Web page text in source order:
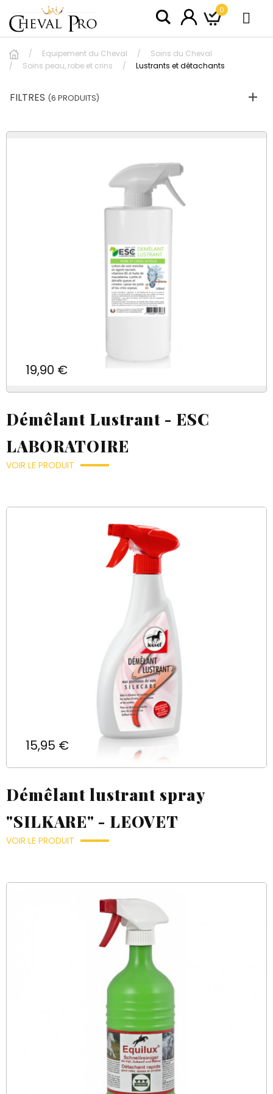
0
Equipement du Cheval
Soins du Cheval
Soins peau, robe et crins
Lustrants et détachants
FILTRES (6 PRODUITS)
Prix
19,90 €
Démêlant Lustrant - ESC
LABORATOIRE
VOIR LE PRODUIT
Prix
15,95 €
Démêlant lustrant spray
"SILKARE" - LEOVET
VOIR LE PRODUIT